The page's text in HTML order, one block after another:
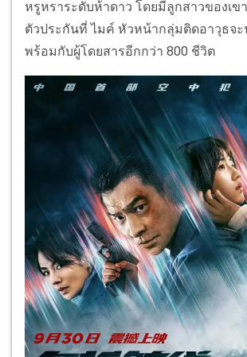
หรูหราระดับห้าดาว โดยมีลูกสาวของเข
ตัวประกันที่ ไมค์ หัวหน้ากลุ่มติดอาวุธจะ
พร้อมกับผู้โดยสารอีกกว่า 800 ชีวิต